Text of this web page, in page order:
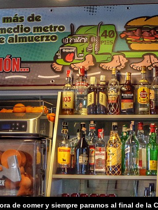
de comer y siempre paramos al final de la